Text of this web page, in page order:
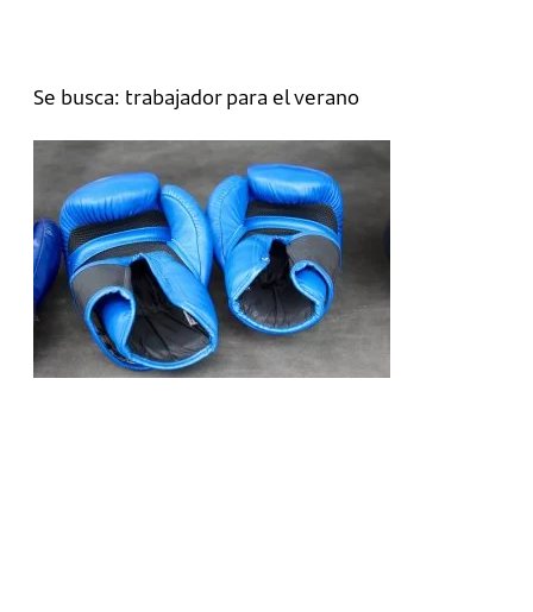
Se busca: trabajador para el verano